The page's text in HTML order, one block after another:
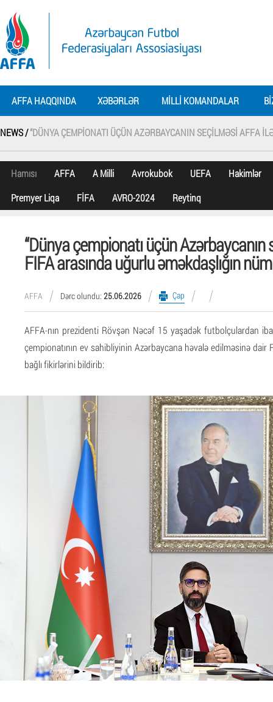
AFFA HAQQINDA XƏBƏRLƏR MILLI KOMANDALAR
NEWS /“DÜNYA ÇEMPIONATI ÜÇÜN AZƏRBAYCANIN SEÇILMƏSI AFFA
Hamısı AFFA A Milli Avrokubok UEFA
Hakimlər
Premyer Liqa
FİFA AVRO-2024 Reytinq
“Dünya çempionatı üçün
FIFA arasında uğurlu əməkdaşlığın
AFFA Dərc olundu: 25.06.2026 Çap
AFFA-nın prezidenti Rövşən Nəcəf 15 yaşadək futbolçulardan
çempionatının ev sahibliyinin Azərbaycana həvalə edilməsinə dair
bağlı fikirlərini bildirib: